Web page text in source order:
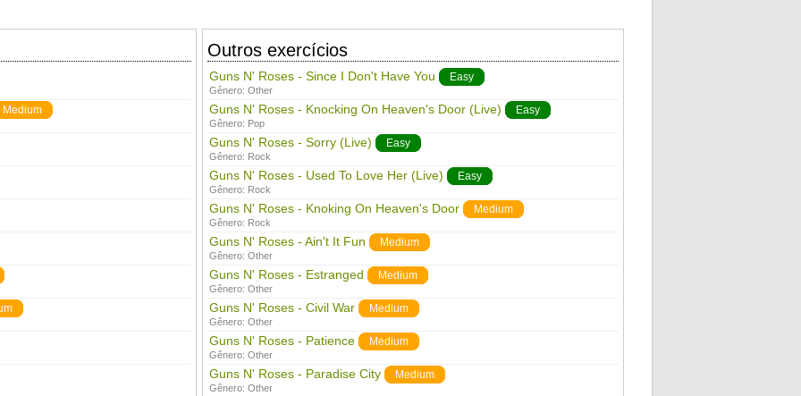
Medium
Outros exercícios
Guns N' Roses - Since I Don't Have You Easy
Gênero: Other
Guns N' Roses - Knocking On Heaven's Door (Live) Easy
Gênero: Pop
Guns N' Roses - Sorry (Live) Easy
Gênero: Rock
Guns N' Roses - Used To Love Her (Live) Easy
Gênero: Rock
Guns N' Roses - Knoking On Heaven's Door Medium
Gênero: Rock
Guns N' Roses - Ain't It Fun Medium
Gênero: Other
Guns N' Roses - Estranged Medium
Gênero: Other
Guns N' Roses - Civil War Medium
Gênero: Other
Guns N' Roses - Patience Medium
Gênero: Other
Guns N' Roses - Paradise City Medium
Gênero: Other